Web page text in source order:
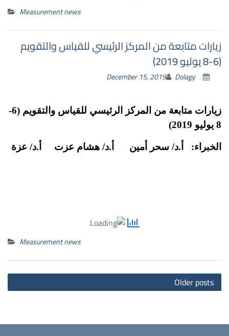
Measurement news
زيارات متابعة من المركز الرئيسي للقياس والتقويم
(6-8 يوليو 2019)
December 15, 2019 Dolagy
زيارات متابعة من المركز الرئيسي للقياس والتقويم (6-
8 يوليو 2019)
الخبراء: أ.د/ سحر أمين أ.د/ هشام عزت أ.د/ عزة
Measurement news
Older posts